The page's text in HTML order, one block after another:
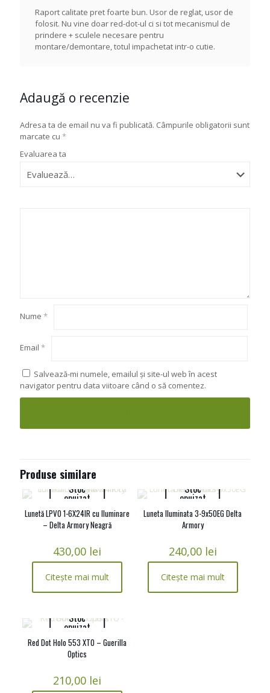
Raport calitate pret foarte bun. Usor de reglat, usor de
folosit. Nu vine doar red-dot-ul ci si tot mecanismul de
prindere + sculele necesare pentru
montare/demontare, totul impachetat intr-o cutie.
Adaugă o recenzie
Adresa ta de email nu va fi publicată. Câmpurile obligatorii sunt
marcate cu *
Evaluarea ta
Nume *
Email *
Salvează-mi numele, emailul și site-ul web în acest
navigator pentru data viitoare când o să comentez.
Produse similare
Stoc
epuizat
Lunetă LPVO 1-6X24IR cu Iluminare
– Delta Armory Neagră
430,00 lei
Citește mai mult
Stoc
epuizat
Luneta Iluminata 3-9x50EG Delta
Armory
240,00 lei
Citește mai mult
Stoc
epuizat
Red Dot Holo 553 XTO – Guerilla
Optics
210,00 lei